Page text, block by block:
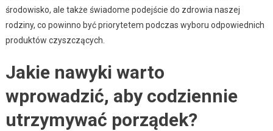
środowisko, ale także świadome podejście do zdrowia naszej
rodziny, co powinno być priorytetem podczas wyboru odpowiednich
produktów czyszczących.
Jakie nawyki warto
wprowadzić, aby codziennie
utrzymywać porządek?